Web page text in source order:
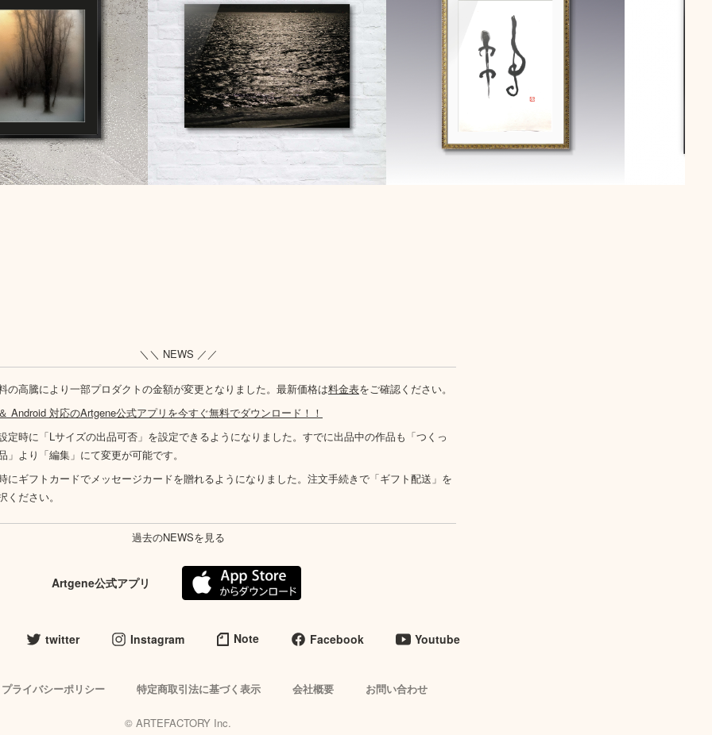
＼＼ NEWS ／／
の高騰により一部プロダクトの金額が変更となりました。最新価格は料金表をご確認ください。
Android 対応のArtgene公式アプリを今すぐ無料でダウンロード！！
定時に「Lサイズの出品可否」を設定できるようになりました。すでに出品中の作品も「つくっ
」より「編集」にて変更が可能です。
にギフトカードでメッセージカードを贈れるようになりました。注文手続きで「ギフト配送」を
ください。
過去のNEWSを見る
Artgene公式アプリ
twitter Instagram Note Facebook Youtube
プライバシーポリシー 特定商取引法に基づく表示 会社概要 お問い合わせ
© ARTEFACTORY Inc.